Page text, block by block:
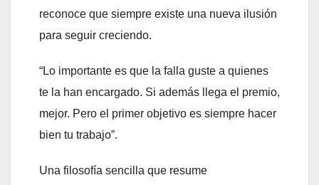
reconoce que siempre existe una nueva ilusión
para seguir creciendo.
“Lo importante es que la falla guste a quienes
te la han encargado. Si además llega el premio,
mejor. Pero el primer objetivo es siempre hacer
bien tu trabajo”.
Una filosofía sencilla que resume